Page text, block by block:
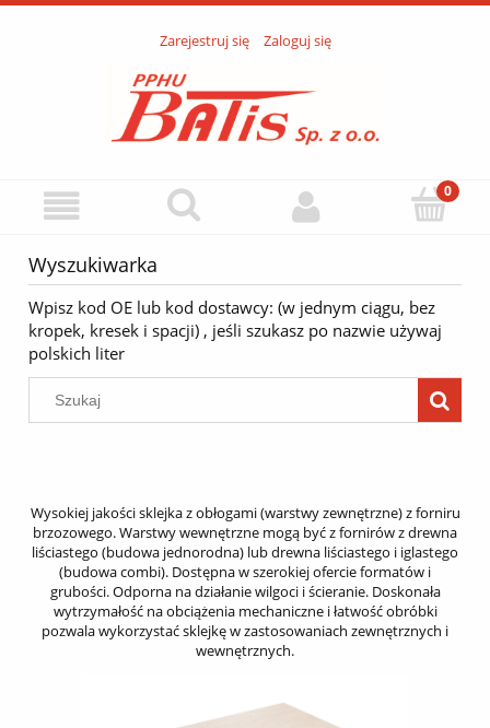
Zarejestruj się Zaloguj się
Wyszukiwarka
Wpisz kod OE lub kod dostawcy: (w jednym ciągu, bez
kropek, kresek i spacji) , jeśli szukasz po nazwie używaj
polskich liter
Wysokiej jakości sklejka z obłogami (warstwy zewnętrzne) z forniru
brzozowego. Warstwy wewnętrzne mogą być z fornirów z drewna
liściastego (budowa jednorodna) lub drewna liściastego i iglastego
(budowa combi). Dostępna w szerokiej ofercie formatów i
grubości. Odporna na działanie wilgoci i ścieranie. Doskonała
wytrzymałość na obciążenia mechaniczne i łatwość obróbki
pozwala wykorzystać sklejkę w zastosowaniach zewnętrznych i
wewnętrznych.